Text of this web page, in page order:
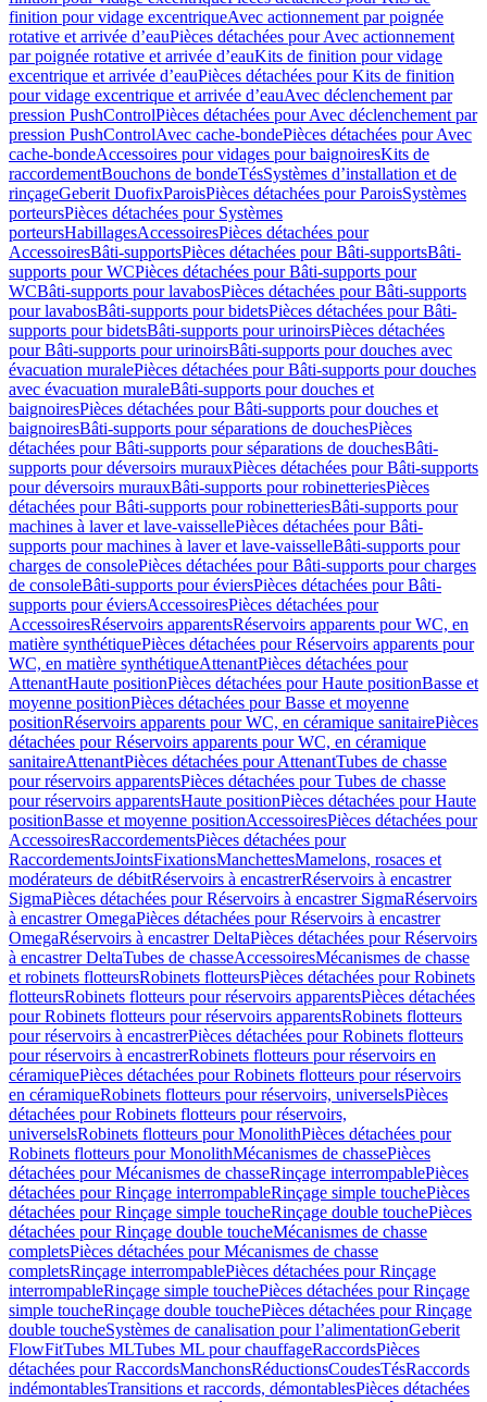
finition pour vidage excentriqueAvec actionnement par poignée
rotative et arrivée d’eauPièces détachées pour Avec actionnement
par poignée rotative et arrivée d’eauKits de finition pour vidage
excentrique et arrivée d’eauPièces détachées pour Kits de finition
pour vidage excentrique et arrivée d’eauAvec déclenchement par
pression PushControlPièces détachées pour Avec déclenchement par
pression PushControlAvec cache-bondePièces détachées pour Avec
cache-bondeAccessoires pour vidages pour baignoiresKits de
raccordementBouchons de bondeTésSystèmes d’installation et de
rinçageGeberit DuofixParoisPièces détachées pour ParoisSystèmes
porteursPièces détachées pour Systèmes
porteursHabillagesAccessoiresPièces détachées pour
AccessoiresBâti-supportsPièces détachées pour Bâti-supportsBâti-
supports pour WCPièces détachées pour Bâti-supports pour
WCBâti-supports pour lavabosPièces détachées pour Bâti-supports
pour lavabosBâti-supports pour bidetsPièces détachées pour Bâti-
supports pour bidetsBâti-supports pour urinoirsPièces détachées
pour Bâti-supports pour urinoirsBâti-supports pour douches avec
évacuation muralePièces détachées pour Bâti-supports pour douches
avec évacuation muraleBâti-supports pour douches et
baignoiresPièces détachées pour Bâti-supports pour douches et
baignoiresBâti-supports pour séparations de douchesPièces
détachées pour Bâti-supports pour séparations de douchesBâti-
supports pour déversoirs murauxPièces détachées pour Bâti-supports
pour déversoirs murauxBâti-supports pour robinetteriesPièces
détachées pour Bâti-supports pour robinetteriesBâti-supports pour
machines à laver et lave-vaissellePièces détachées pour Bâti-
supports pour machines à laver et lave-vaisselleBâti-supports pour
charges de consolePièces détachées pour Bâti-supports pour charges
de consoleBâti-supports pour éviersPièces détachées pour Bâti-
supports pour éviersAccessoiresPièces détachées pour
AccessoiresRéservoirs apparentsRéservoirs apparents pour WC, en
matière synthétiquePièces détachées pour Réservoirs apparents pour
WC, en matière synthétiqueAttenantPièces détachées pour
AttenantHaute positionPièces détachées pour Haute positionBasse et
moyenne positionPièces détachées pour Basse et moyenne
positionRéservoirs apparents pour WC, en céramique sanitairePièces
détachées pour Réservoirs apparents pour WC, en céramique
sanitaireAttenantPièces détachées pour AttenantTubes de chasse
pour réservoirs apparentsPièces détachées pour Tubes de chasse
pour réservoirs apparentsHaute positionPièces détachées pour Haute
positionBasse et moyenne positionAccessoiresPièces détachées pour
AccessoiresRaccordementsPièces détachées pour
RaccordementsJointsFixationsManchettesMamelons, rosaces et
modérateurs de débitRéservoirs à encastrerRéservoirs à encastrer
SigmaPièces détachées pour Réservoirs à encastrer SigmaRéservoirs
à encastrer OmegaPièces détachées pour Réservoirs à encastrer
OmegaRéservoirs à encastrer DeltaPièces détachées pour Réservoirs
à encastrer DeltaTubes de chasseAccessoiresMécanismes de chasse
et robinets flotteursRobinets flotteursPièces détachées pour Robinets
flotteursRobinets flotteurs pour réservoirs apparentsPièces détachées
pour Robinets flotteurs pour réservoirs apparentsRobinets flotteurs
pour réservoirs à encastrerPièces détachées pour Robinets flotteurs
pour réservoirs à encastrerRobinets flotteurs pour réservoirs en
céramiquePièces détachées pour Robinets flotteurs pour réservoirs
en céramiqueRobinets flotteurs pour réservoirs, universelsPièces
détachées pour Robinets flotteurs pour réservoirs,
universelsRobinets flotteurs pour MonolithPièces détachées pour
Robinets flotteurs pour MonolithMécanismes de chassePièces
détachées pour Mécanismes de chasseRinçage interrompablePièces
détachées pour Rinçage interrompableRinçage simple touchePièces
détachées pour Rinçage simple toucheRinçage double touchePièces
détachées pour Rinçage double toucheMécanismes de chasse
completsPièces détachées pour Mécanismes de chasse
completsRinçage interrompablePièces détachées pour Rinçage
interrompableRinçage simple touchePièces détachées pour Rinçage
simple toucheRinçage double touchePièces détachées pour Rinçage
double toucheSystèmes de canalisation pour l’alimentationGeberit
FlowFitTubes MLTubes ML pour chauffageRaccordsPièces
détachées pour RaccordsManchonsRéductionsCoudesTésRaccords
indémontablesTransitions et raccords, démontablesPièces détachées